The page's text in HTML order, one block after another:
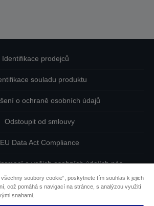
Identifikace prodejců
souladu produktu
o ochraně osobních údajů
Odstoupit od smlouvy
EU Data Act Compliance
o vašich osobních údajích nás
kontaktujte
o souborech cookie
všechny soubory cookie“, poskytnete tím souhlas k jejich
což pomáhá s navigací na stránce, s analýzou využití
snahami.